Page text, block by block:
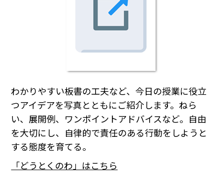
わかりやすい板書の工夫など、今日の授業に役立
つアイデアを写真とともにご紹介します。ねら
い、展開例、ワンポイントアドバイスなど。自由
を大切にし、自律的で責任のある行動をしようと
する態度を育てる。
「どうとくのわ」はこちら